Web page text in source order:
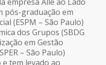
pós-graduação em
(ESPM – São Paulo)
dos Grupos (SBDG
em Gestão
– São Paulo)
tem levado ao